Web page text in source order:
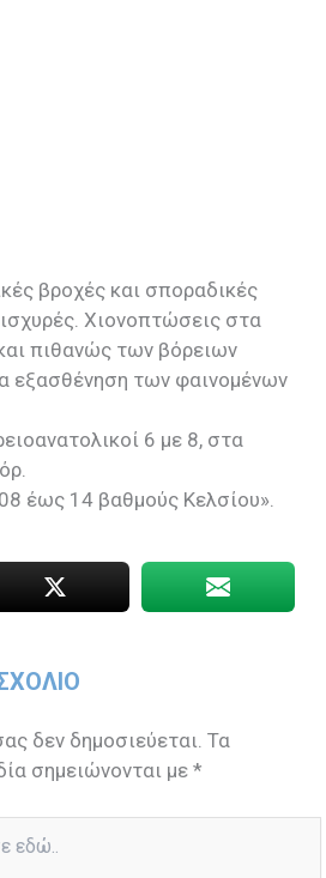
βροχές και σποραδικές
Χιονοπτώσεις στα
πιθανώς των βόρειων
εξασθένηση των φαινομένων
6 με 8, στα
έως 14 βαθμούς Κελσίου».
δεν δημοσιεύεται. Τα
σημειώνονται με*